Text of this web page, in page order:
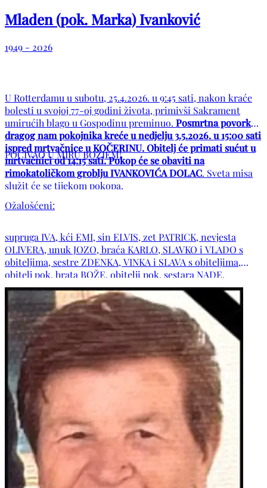
Mladen (pok. Marka) Ivanković
1949 - 2026
U Rotterdamu u subotu, 25.4.2026. u 9:45 sati, nakon kraće
bolesti u svojoj 77-oj godini života, primivši Sakrament
umirućih blago u Gospodinu preminuo. Posmrtna povorka
dragog nam pokojnika kreće u nedjelju 3.5.2026. u 15:00 sati
ispred mrtvačnice u KOČERINU. Obitelj će primati sućut u
mrtvačnici od 14:15 sati. Pokop će se obaviti na
rimokatoličkom groblju IVANKOVIĆA DOLAC. Sveta misa
služit će se tijekom pokopa.
POČIVAO U MIRU BOŽJEM!
Ožalošćeni:
supruga IVA, kći EMI, sin ELVIS, zet PATRICK, nevjesta
OLIVERA, unuk JOZO, braća KARLO, SLAVKO i VLADO s
obiteljima, sestre ZDENKA, VINKA i SLAVA s obiteljima,
obitelj pok. brata BOŽE, obitelji pok. sestara NADE,
DRAGICE i BRANKE, šure ŽELJKO, IVAN i DARINKO s
obiteljima, svastike RADICA, VINKA i RUŽICA s obiteljima,
obitelji: IVANKOVIĆ, MIKULIĆ, VERHOEVEN, DRAŠKIĆ,
BARTEL, VUKOJA, ŠUNJIĆ, KATURA, GRUBIŠIĆ, BILIĆ,
PINJUH, MATIJEVIĆ te ostala mnogobrojna rodbina,
kumovi, susjedi i prijatelji.